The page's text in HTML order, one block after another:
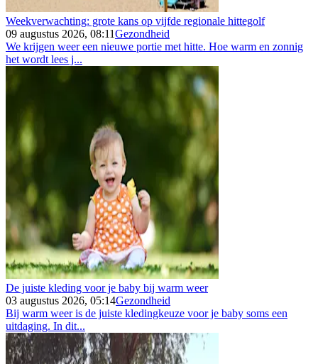
Weekverwachting: grote kans op vijfde regionale hittegolf
09 augustus 2026, 08:11Gezondheid
We krijgen weer een nieuwe portie met hitte. Hoe warm en zonnig
het wordt lees j...
De juiste kleding voor je baby bij warm weer
03 augustus 2026, 05:14Gezondheid
Bij warm weer is de juiste kledingkeuze voor je baby soms een
uitdaging. In dit...